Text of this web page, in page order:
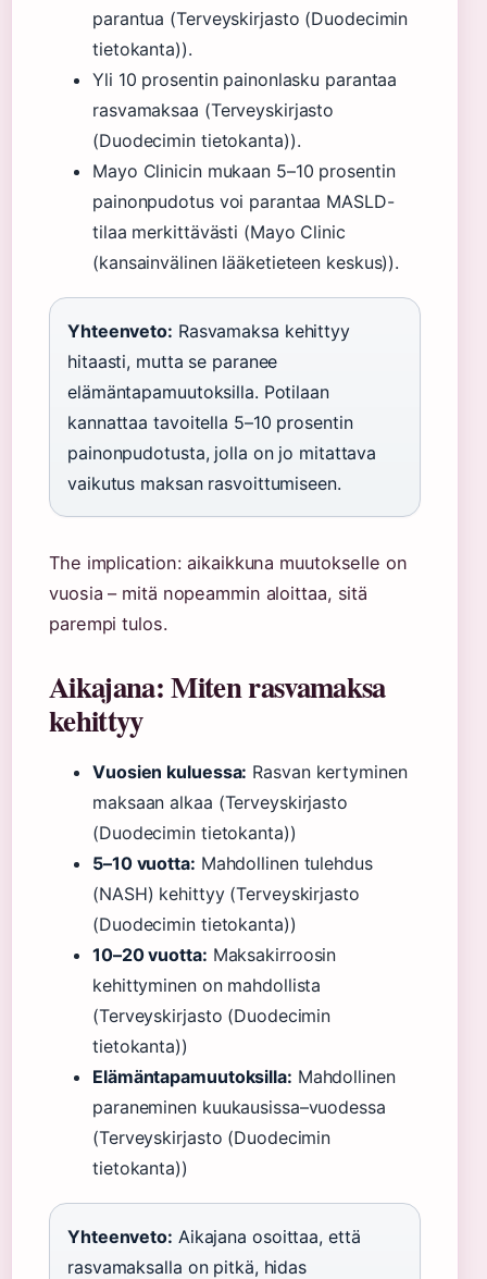
parantua (Terveyskirjasto (Duodecimin
tietokanta)).
Yli 10 prosentin painonlasku parantaa
rasvamaksaa (Terveyskirjasto
(Duodecimin tietokanta)).
Mayo Clinicin mukaan 5–10 prosentin
painonpudotus voi parantaa MASLD-
tilaa merkittävästi (Mayo Clinic
(kansainvälinen lääketieteen keskus)).
Yhteenveto: Rasvamaksa kehittyy
hitaasti, mutta se paranee
elämäntapamuutoksilla. Potilaan
kannattaa tavoitella 5–10 prosentin
painonpudotusta, jolla on jo mitattava
vaikutus maksan rasvoittumiseen.
The implication: aikaikkuna muutokselle on
vuosia – mitä nopeammin aloittaa, sitä
parempi tulos.
Aikajana: Miten rasvamaksa
kehittyy
Vuosien kuluessa: Rasvan kertyminen
maksaan alkaa (Terveyskirjasto
(Duodecimin tietokanta))
5–10 vuotta: Mahdollinen tulehdus
(NASH) kehittyy (Terveyskirjasto
(Duodecimin tietokanta))
10–20 vuotta: Maksakirroosin
kehittyminen on mahdollista
(Terveyskirjasto (Duodecimin
tietokanta))
Elämäntapamuutoksilla: Mahdollinen
paraneminen kuukausissa–vuodessa
(Terveyskirjasto (Duodecimin
tietokanta))
Yhteenveto: Aikajana osoittaa, että
rasvamaksalla on pitkä, hidas